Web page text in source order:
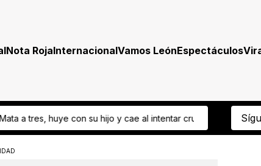
Nota RojaInternacionalVamos LeónEspectáculos
intentar cruzar a EU ¡El Club León arranca su participación en